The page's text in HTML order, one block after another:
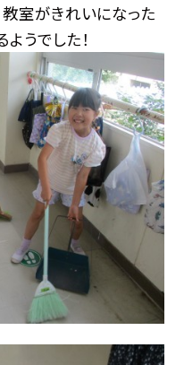
教室がきれいになった
うでした！